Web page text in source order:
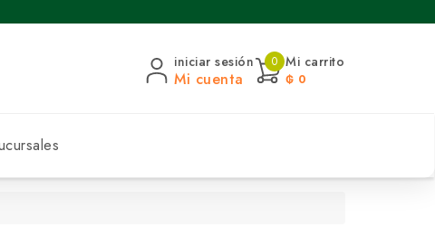
iniciar sesión
Mi cuenta
0 Mi carrito
₲ 0